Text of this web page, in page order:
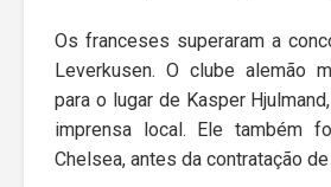
Os franceses superaram a
Leverkusen. O clube alemão
para o lugar de Kasper
imprensa local. Ele também
Chelsea, antes da contratação